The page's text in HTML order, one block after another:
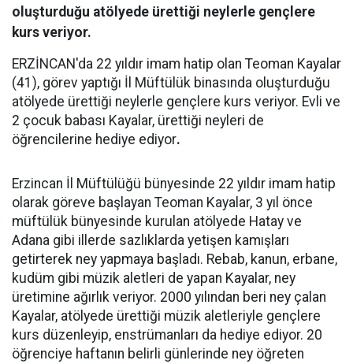
oluşturduğu atölyede ürettiği neylerle gençlere
kurs veriyor.
ERZİNCAN'da 22 yıldır imam hatip olan Teoman Kayalar
(41), görev yaptığı İl Müftülük binasında oluşturduğu
atölyede ürettiği neylerle gençlere kurs veriyor. Evli ve
2 çocuk babası Kayalar, ürettiği neyleri de
öğrencilerine hediye ediyor.
Erzincan İl Müftülüğü bünyesinde 22 yıldır imam hatip
olarak göreve başlayan Teoman Kayalar, 3 yıl önce
müftülük bünyesinde kurulan atölyede Hatay ve
Adana gibi illerde sazlıklarda yetişen kamışları
getirterek ney yapmaya başladı. Rebab, kanun, erbane,
kudüm gibi müzik aletleri de yapan Kayalar, ney
üretimine ağırlık veriyor. 2000 yılından beri ney çalan
Kayalar, atölyede ürettiği müzik aletleriyle gençlere
kurs düzenleyip, enstrümanları da hediye ediyor. 20
öğrenciye haftanın belirli günlerinde ney öğreten